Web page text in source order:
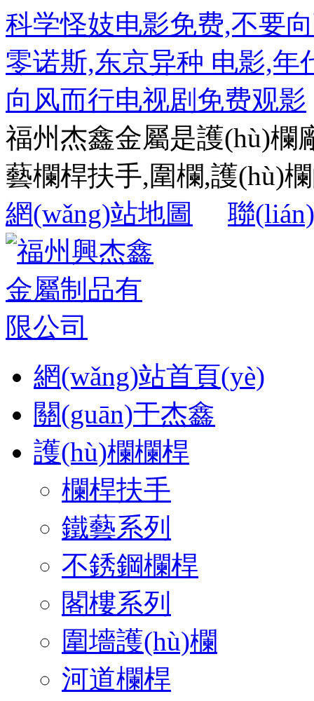
科学怪妓电影免费,不要
零诺斯,东京异种 电影,年
向风而行电视剧免费观影
福州杰鑫金屬是護(hù)欄
藝欄桿扶手,圍欄,護(hù)
網(wǎng)站地圖
聯
網(wǎng)站首頁(yè)
關(guān)于杰鑫
護(hù)欄欄桿
欄桿扶手
鐵藝系列
不銹鋼欄桿
閣樓系列
圍墻護(hù)欄
河道欄桿